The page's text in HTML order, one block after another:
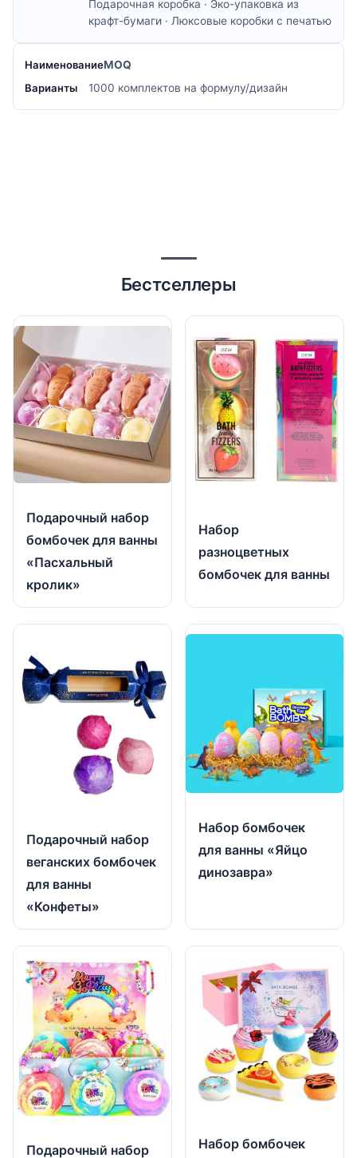
Подарочная коробка · Эко-упаковка из
крафт-бумаги · Люксовые коробки с печатью
MOQ
1000 комплектов на формулу/дизайн
Бестселлеры
Подарочный набор
бомбочек для ванны
«Пасхальный
кролик»
Набор
разноцветных
бомбочек для ванны
Подарочный набор
веганских бомбочек
для ванны
«Конфеты»
Набор бомбочек
для ванны «Яйцо
динозавра»
Подарочный набор
Набор бомбочек